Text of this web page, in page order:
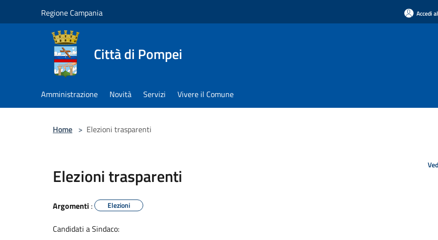
Regione Campania Accedi
Città di Pompei
Amministrazione Novità Servizi Vivere il Comune
Home > Elezioni trasparenti
Elezioni trasparenti
Argomenti : Elezioni
Candidati a Sindaco: